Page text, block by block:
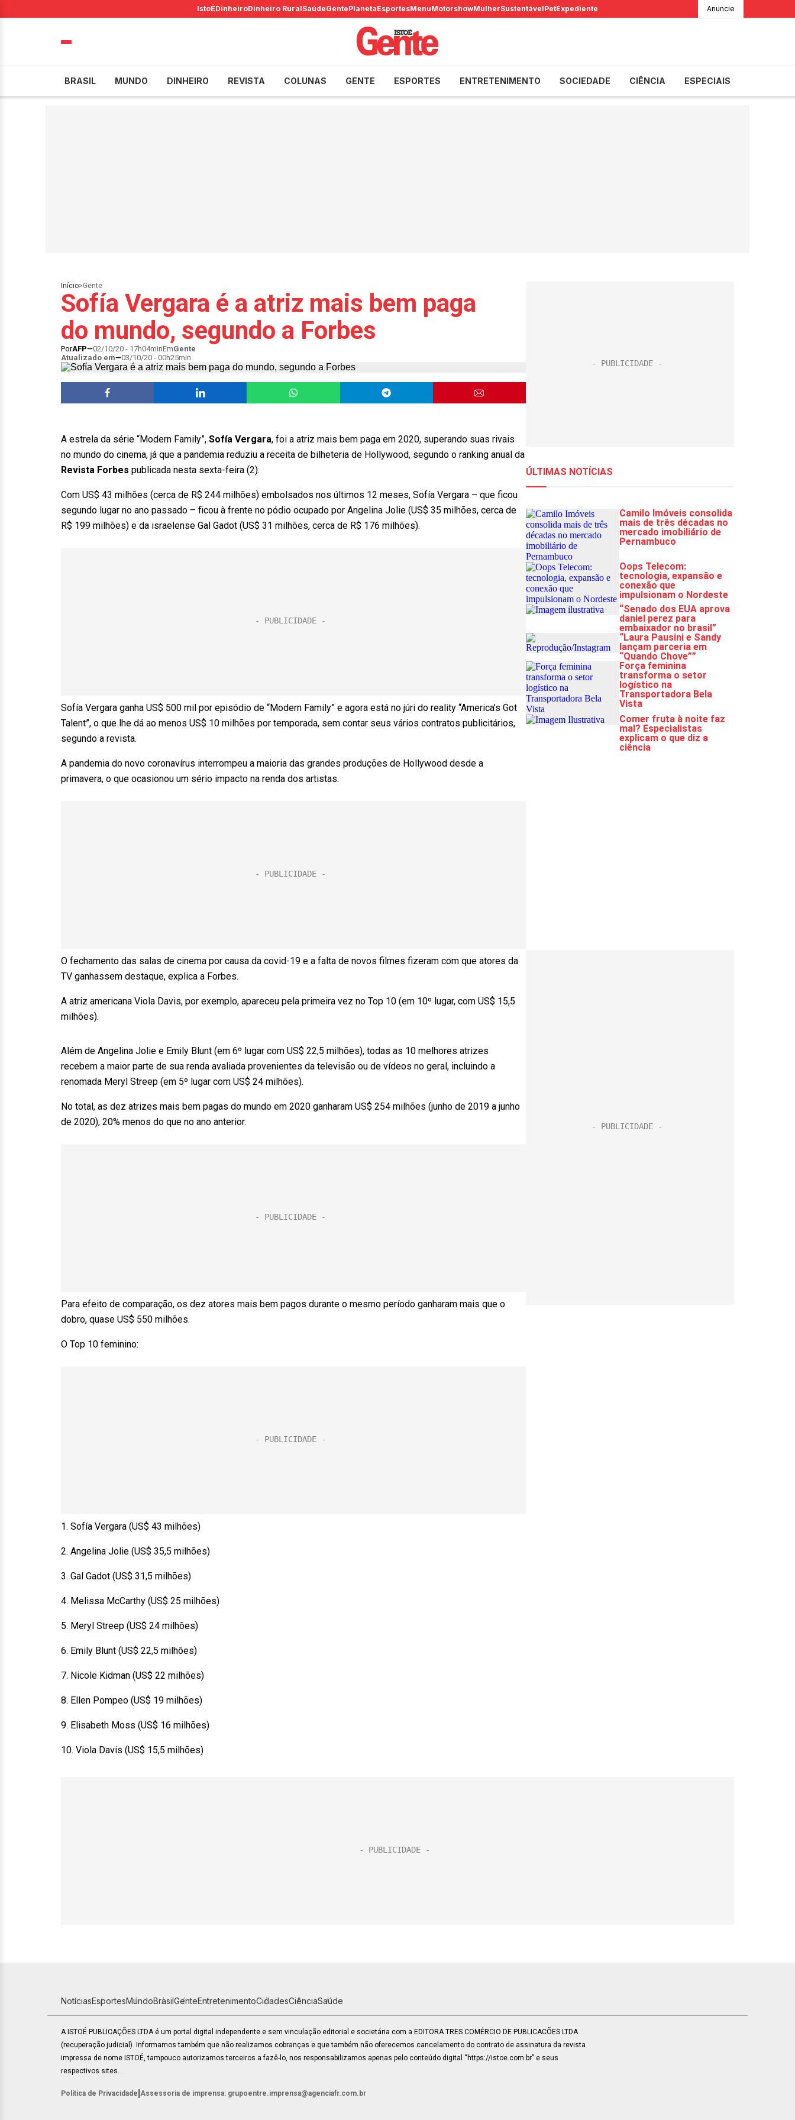
IstoÉDinheiroDinheiro RuralSaúdeGentePlanetaEsportesMenuMotorshowMulherSustentávelPetExpediente Anuncie
BRASIL MUNDO DINHEIRO REVISTA COLUNAS GENTE ESPORTES ENTRETENIMENTO SOCIEDADE CIÊNCIA ESPECIAIS
Início>Gente
Sofía Vergara é a atriz mais bem paga
do mundo, segundo a Forbes
PorAFP 02/10/20 - 17h04minEmGente
Atualizado em
03/10/20 - 00h25min
A estrela da série “Modern Family”, Sofía Vergara, foi a atriz mais bem paga em 2020, superando suas rivais
no mundo do cinema, já que a pandemia reduziu a receita de bilheteria de Hollywood, segundo o ranking anual da
Revista Forbes publicada nesta sexta-feira (2).
Com US$ 43 milhões (cerca de R$ 244 milhões) embolsados nos últimos 12 meses, Sofía Vergara – que ficou
segundo lugar no ano passado – ficou à frente no pódio ocupado por Angelina Jolie (US$ 35 milhões, cerca de
R$ 199 milhões) e da israelense Gal Gadot (US$ 31 milhões, cerca de R$ 176 milhões).
Sofía Vergara ganha US$ 500 mil por episódio de “Modern Family” e agora está no júri do reality “America’s Got
Talent”, o que lhe dá ao menos US$ 10 milhões por temporada, sem contar seus vários contratos publicitários,
segundo a revista.
A pandemia do novo coronavírus interrompeu a maioria das grandes produções de Hollywood desde a
primavera, o que ocasionou um sério impacto na renda dos artistas.
O fechamento das salas de cinema por causa da covid-19 e a falta de novos filmes fizeram com que atores da
TV ganhassem destaque, explica a Forbes.
A atriz americana Viola Davis, por exemplo, apareceu pela primeira vez no Top 10 (em 10º lugar, com US$ 15,5
milhões).
Além de Angelina Jolie e Emily Blunt (em 6º lugar com US$ 22,5 milhões), todas as 10 melhores atrizes
recebem a maior parte de sua renda avaliada provenientes da televisão ou de vídeos no geral, incluindo a
renomada Meryl Streep (em 5º lugar com US$ 24 milhões).
No total, as dez atrizes mais bem pagas do mundo em 2020 ganharam US$ 254 milhões (junho de 2019 a junho
de 2020), 20% menos do que no ano anterior.
Para efeito de comparação, os dez atores mais bem pagos durante o mesmo período ganharam mais que o
dobro, quase US$ 550 milhões.
O Top 10 feminino:
1. Sofía Vergara (US$ 43 milhões)
2. Angelina Jolie (US$ 35,5 milhões)
3. Gal Gadot (US$ 31,5 milhões)
4. Melissa McCarthy (US$ 25 milhões)
5. Meryl Streep (US$ 24 milhões)
6. Emily Blunt (US$ 22,5 milhões)
7. Nicole Kidman (US$ 22 milhões)
8. Ellen Pompeo (US$ 19 milhões)
9. Elisabeth Moss (US$ 16 milhões)
10. Viola Davis (US$ 15,5 milhões)
NotíciasEsportesMundoBrasilGenteEntretenimentoCidadesCiênciaSaúde
A ISTOÉ PUBLICAÇÕES LTDA é um portal digital independente e sem vinculação editorial e societária com a EDITORA TRES COMÉRCIO DE PUBLICACÕES LTDA
(recuperação judicial). Informamos também que não realizamos cobranças e que também não oferecemos cancelamento do contrato de assinatura da revista
impressa de nome ISTOÉ, tampouco autorizamos terceiros a fazê-lo, nos responsabilizamos apenas pelo conteúdo digital “https://istoe.com.br” e seus
respectivos sites.
Política de Privacidade Assessoria de imprensa: grupoentre.imprensa@agenciafr.com.br